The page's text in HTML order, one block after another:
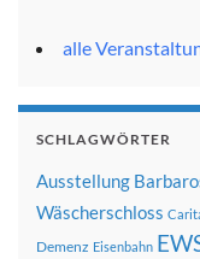
alle
SCHLAGWÖRTER
Ausstellung
Wäscherschloss
Demenz Eisenbahn